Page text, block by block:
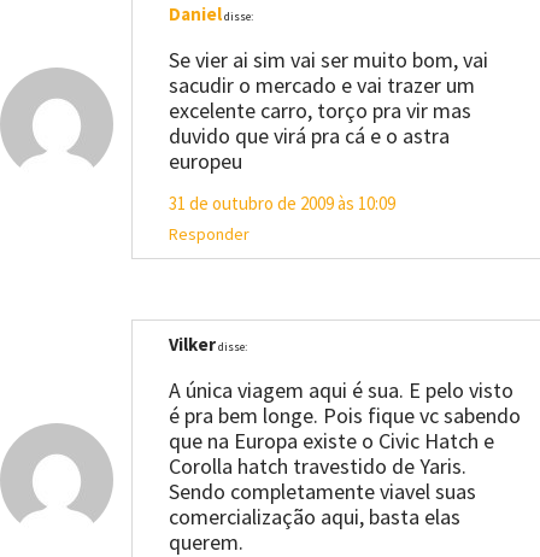
Danieldisse:
Se vier ai sim vai ser muito bom, vai
sacudir o mercado e vai trazer um
excelente carro, torço pra vir mas
duvido que virá pra cá e o astra
europeu
31 de outubro de 2009 às 10:09
Responder
Vilkerdisse:
A única viagem aqui é sua. E pelo visto
é pra bem longe. Pois fique vc sabendo
que na Europa existe o Civic Hatch e
Corolla hatch travestido de Yaris.
Sendo completamente viavel suas
comercialização aqui, basta elas
querem.